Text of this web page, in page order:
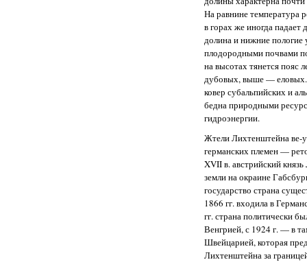
На равнине температура
в горах же иногда
долина и нижние пологие
плодородными почвами
на высотах тянется пояс
дубовых, выше — еловых.
ковер субальпийских и
бедна природными
гидроэнергии.
Жтели Лихтенштейна ве-
германских племен —
XVII в. австрийский
земли на окраине
государство страна
1866 гг. входила в
гг. страна политически
Венгрией, с 1924 г. — в
Швейцарией, которая
Лихтенштейна за